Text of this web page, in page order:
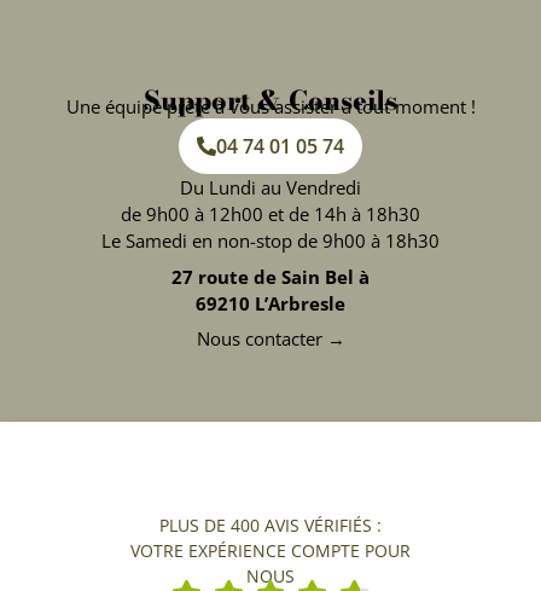
Support & Conseils
Une équipe prête à vous assister à tout moment !
04 74 01 05 74
Du Lundi au Vendredi
de 9h00 à 12h00 et de 14h à 18h30
Le Samedi en non-stop de 9h00 à 18h30
27 route de Sain Bel à
69210 L’Arbresle
Nous contacter →
PLUS DE 400 AVIS VÉRIFIÉS :
VOTRE EXPÉRIENCE COMPTE POUR
NOUS